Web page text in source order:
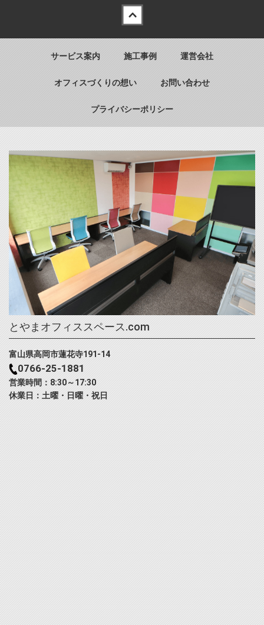
サービス案内 施工事例 運営会社
オフィスづくりの想い お問い合わせ
プライバシーポリシー
とやまオフィススペース.com
富山県高岡市蓮花寺191-14
0766-25-1881
営業時間：8:30～17:30
休業日：土曜・日曜・祝日
Back to top